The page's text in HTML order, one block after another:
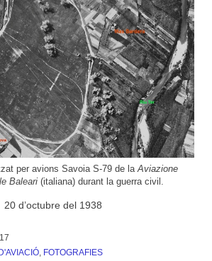
per avions Savoia S-79 de la Aviazione
Baleari (italiana) durant la guerra civil.
20 d’octubre del 1938
FOTOGRAFIES